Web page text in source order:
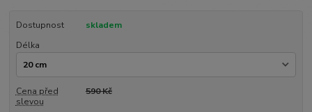
Dostupnost
skladem
Délka
Cena před
slevou
590 Kč